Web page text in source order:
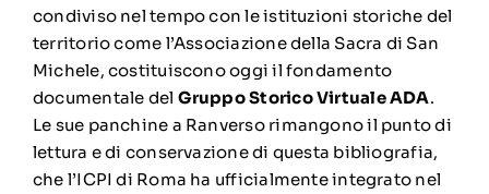
condiviso nel tempo con le istituzioni storiche del
territorio come l’Associazione della Sacra di San
Michele, costituiscono oggi il fondamento
documentale del Gruppo Storico Virtuale ADA.
Le sue panchine a Ranverso rimangono il punto di
lettura e di conservazione di questa bibliografia,
che l’ICPI di Roma ha ufficialmente integrato nel